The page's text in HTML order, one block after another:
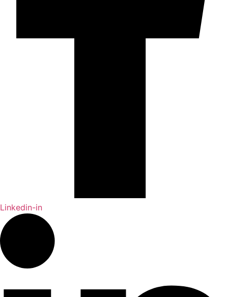
Linkedin-in